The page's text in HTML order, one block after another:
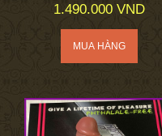
1.490.000 VND